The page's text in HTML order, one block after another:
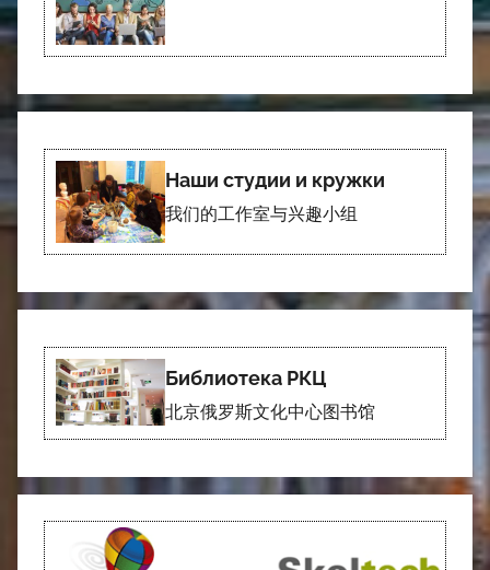
Наши студии и кружки
我们的工作室与兴趣小组
Библиотека РКЦ
北京俄罗斯文化中心图书馆